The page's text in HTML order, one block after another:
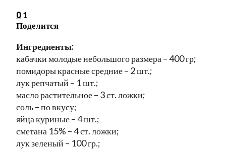
0 1
Поделится
Ингредиенты:
кабачки молодые небольшого размера – 400 гр;
помидоры красные средние – 2 шт.;
лук репчатый – 1 шт.;
масло растительное – 3 ст. ложки;
соль – по вкусу;
яйца куриные – 4 шт.;
сметана 15% – 4 ст. ложки;
лук зеленый – 100 гр.;